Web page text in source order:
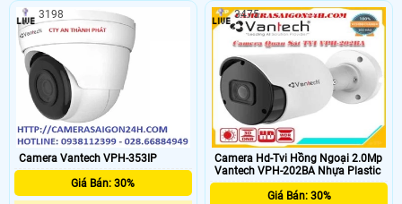
Camera Vantech VPH-353IP
Giá Bán: 30%
3198
Camera Hd-Tvi Hồng Ngoại 2.0Mp
Vantech VPH-202BA Nhựa Plastic
Giá Bán: 30%
3475